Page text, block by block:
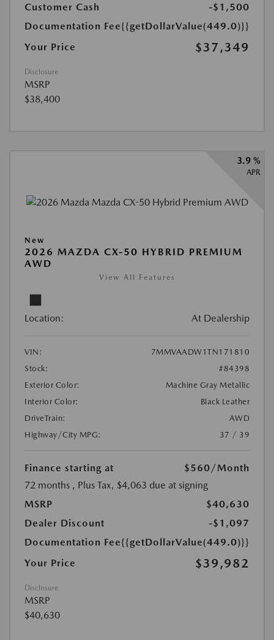
Customer Cash
-$1,500
Documentation Fee{{getDollarValue(449.0)}}
Your Price
$37,349
Disclosure
MSRP
$38,400
3.9 %
APR
New
2026 MAZDA CX-50 HYBRID PREMIUM
AWD
View All Features
Location: At Dealership
VIN:
7MMVAADW1TN171810
Stock:
#84398
Exterior Color:
Machine Gray Metallic
Interior Color:
Black Leather
DriveTrain:
AWD
Highway/City MPG:
37 / 39
Finance starting at $560 /Month
72 months , Plus Tax, $4,063 due at signing
MSRP
$40,630
Dealer Discount
-$1,097
Documentation Fee{{getDollarValue(449.0)}}
Your Price
$39,982
Disclosure
MSRP
$40,630